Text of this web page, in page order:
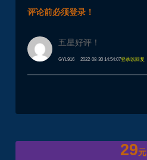
评论前必须登录！
五星好评！
GYL916 2022-08-30 14:54:07登录以回复
29元